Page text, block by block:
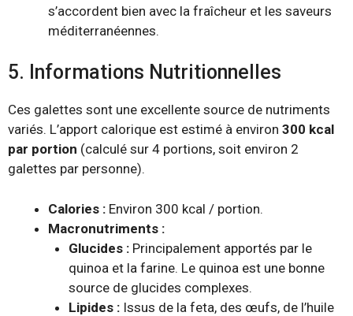
s’accordent bien avec la fraîcheur et les saveurs
méditerranéennes.
5. Informations Nutritionnelles
Ces galettes sont une excellente source de nutriments
variés. L’apport calorique est estimé à environ 300 kcal
par portion (calculé sur 4 portions, soit environ 2
galettes par personne).
Calories : Environ 300 kcal / portion.
Macronutriments :
Glucides :Principalement apportés par le
quinoa et la farine. Le quinoa est une bonne
source de glucides complexes.
Lipides :Issus de la feta, des œufs, de l’huile